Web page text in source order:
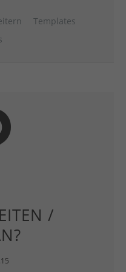
Templates
/